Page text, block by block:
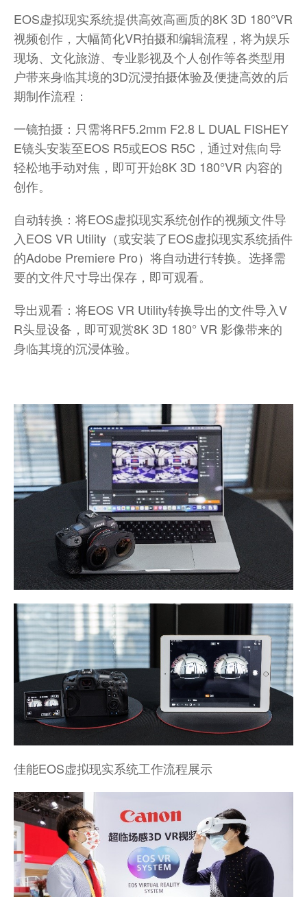
EOS虚拟现实系统提供高效高画质的8K 3D 180°VR
视频创作，大幅简化VR拍摄和编辑流程，将为娱乐
现场、文化旅游、专业影视及个人创作等各类型用
户带来身临其境的3D沉浸拍摄体验及便捷高效的后
期制作流程：
一镜拍摄：只需将RF5.2mm F2.8 L DUAL FISHEY
E镜头安装至EOS R5或EOS R5C，通过对焦向导
轻松地手动对焦，即可开始8K 3D 180°VR 内容的
创作。
自动转换：将EOS虚拟现实系统创作的视频文件导
入EOS VR Utility（或安装了EOS虚拟现实系统插件
的Adobe Premiere Pro）将自动进行转换。选择需
要的文件尺寸导出保存，即可观看。
导出观看：将EOS VR Utility转换导出的文件导入V
R头显设备，即可观赏8K 3D 180° VR 影像带来的
身临其境的沉浸体验。
佳能EOS虚拟现实系统工作流程展示